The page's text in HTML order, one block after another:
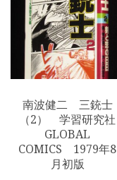
南波健二 三銃士
（2） 学習研究社
GLOBAL
COMICS 1979年8
月初版